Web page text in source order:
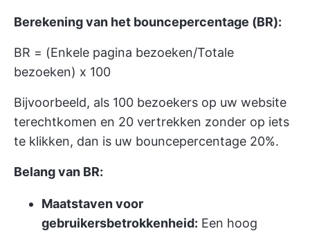
Berekening van het bouncepercentage (BR):
BR = (Enkele pagina bezoeken/Totale
bezoeken) x 100
Bijvoorbeeld, als 100 bezoekers op uw website
terechtkomen en 20 vertrekken zonder op iets
te klikken, dan is uw bouncepercentage 20%.
Belang van BR:
Maatstaven voor
gebruikersbetrokkenheid: Een hoog